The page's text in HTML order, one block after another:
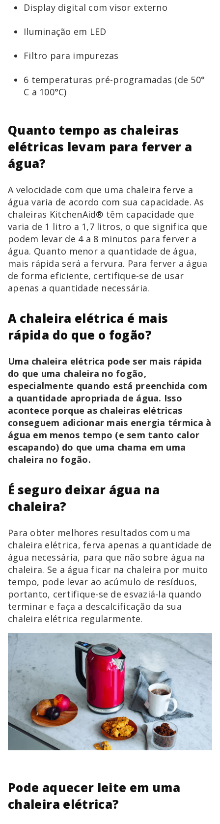
Display digital com visor externo
Iluminação em LED
Filtro para impurezas
6 temperaturas pré-programadas (de 50°
C a 100°C)
Quanto tempo as chaleiras
elétricas levam para ferver a
água?
A velocidade com que uma chaleira ferve a
água varia de acordo com sua capacidade. As
chaleiras KitchenAid®️ têm capacidade que
varia de 1 litro a 1,7 litros, o que significa que
podem levar de 4 a 8 minutos para ferver a
água. Quanto menor a quantidade de água,
mais rápida será a fervura. Para ferver a água
de forma eficiente, certifique-se de usar
apenas a quantidade necessária.
A chaleira elétrica é mais
rápida do que o fogão?
Uma chaleira elétrica pode ser mais rápida
do que uma chaleira no fogão,
especialmente quando está preenchida com
a quantidade apropriada de água. Isso
acontece porque as chaleiras elétricas
conseguem adicionar mais energia térmica à
água em menos tempo (e sem tanto calor
escapando) do que uma chama em uma
chaleira no fogão.
É seguro deixar água na
chaleira?
Para obter melhores resultados com uma
chaleira elétrica, ferva apenas a quantidade de
água necessária, para que não sobre água na
chaleira. Se a água ficar na chaleira por muito
tempo, pode levar ao acúmulo de resíduos,
portanto, certifique-se de esvaziá-la quando
terminar e faça a descalcificação da sua
chaleira elétrica regularmente.
Pode aquecer leite em uma
chaleira elétrica?